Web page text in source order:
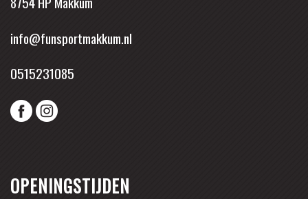
info@funsportmakkum.nl
0515231085
OPENINGSTIJDEN